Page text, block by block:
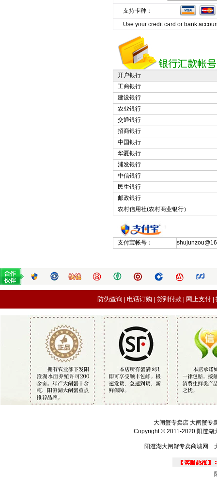
支持卡种：
Use your credit card or bank
开户银行
工商银行
建设银行
农业银行
交通银行
招商银行
中国银行
华夏银行
浦发银行
中信银行
民生银行
邮政银行
农村信用社(农村商业银行）
支付宝帐号：
防伪查询 电话订购 货到付款 网上支付|
大闸蟹专卖店 大闸蟹专
Copyright © 2011-2020 阳澄湖
阳澄湖大闸蟹专卖商城网